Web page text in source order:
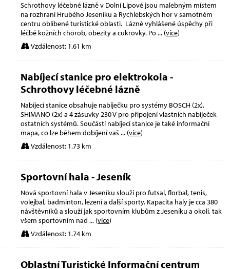
Schrothovy léčebné lázně v Dolní Lipové jsou malebným místem
na rozhraní Hrubého Jeseníku a Rychlebských hor v samotném
centru oblíbené turistické oblasti. Lázně vyhlášené úspěchy při
léčbě kožních chorob, obezity a cukrovky. Po... (více)
Vzdálenost: 1.61 km
Nabíjecí stanice pro elektrokola -
Schrothovy léčebné lázně
Nabíjecí stanice obsahuje nabíječku pro systémy BOSCH (2x),
SHIMANO (2x) a 4 zásuvky 230 V pro připojení vlastních nabíječek
ostatních systémů. Součástí nabíjecí stanice je také informační
mapa, co lze během dobíjení vaš ... (více)
Vzdálenost: 1.73 km
Sportovní hala - Jeseník
Nová sportovní hala v Jeseníku slouží pro futsal, florbal, tenis,
volejbal, badminton, lezení a další sporty. Kapacita haly je cca 380
návštěvníků a slouží jak sportovním klubům z Jeseníku a okolí, tak
všem sportovním nad ... (více)
Vzdálenost: 1.74 km
Oblastní Turistické Informační centrum